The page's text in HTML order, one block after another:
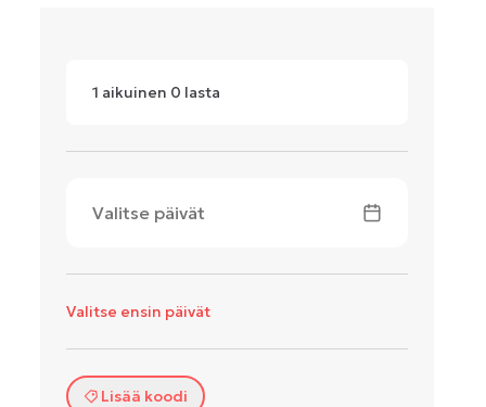
1 aikuinen 0 lasta
Valitse päivät
Valitse ensin päivät
Lisää koodi